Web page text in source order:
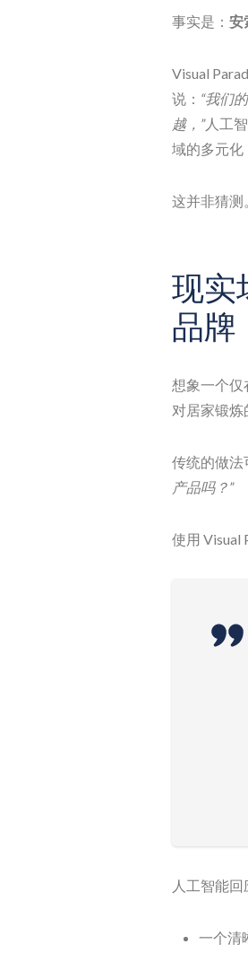
事实是： 安
Visual
说： “我们
越，”人工
域的多元化
这并非猜测
现实
品牌
想象一个仅
对居家锻炼
传统的做法
产品吗？”
使用 Visual
人工智能回
一个清